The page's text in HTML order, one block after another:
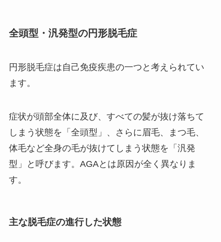
全頭型・汎発型の円形脱毛症
円形脱毛症は自己免疫疾患の一つと考えられてい
ます。
症状が頭部全体に及び、すべての髪が抜け落ちて
しまう状態を「全頭型」、さらに眉毛、まつ毛、
体毛など全身の毛が抜けてしまう状態を「汎発
型」と呼びます。AGAとは原因が全く異なりま
す。
主な脱毛症の進行した状態